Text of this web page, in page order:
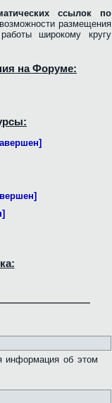
ссылок по
размещения
широкому кругу
на Форуме:
информация об этом